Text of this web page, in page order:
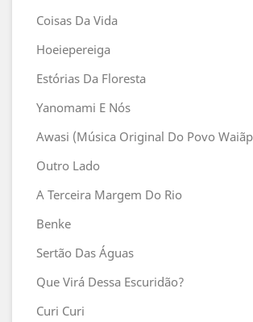
Coisas Da Vida
Hoeiepereiga
Estórias Da Floresta
Yanomami E Nós
Awasi (Música Original Do Povo
Outro Lado
A Terceira Margem Do Rio
Benke
Sertão Das Águas
Que Virá Dessa Escuridão?
Curi Curi